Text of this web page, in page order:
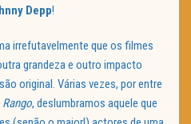
Depp!
irrefutavelmente que os filmes
grandeza e outro impacto
original. Várias vezes, por entre
Rango, deslumbramos aquele que